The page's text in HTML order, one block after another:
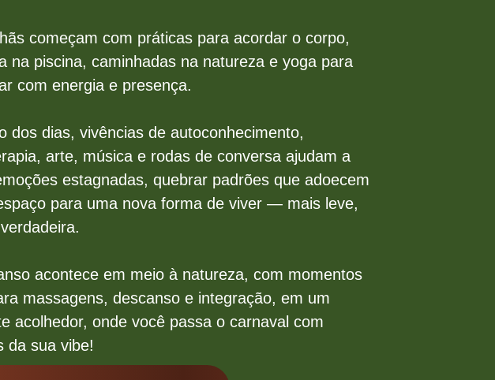
começam com práticas para acordar o corpo,
na piscina, caminhadas na natureza e yoga para
com energia e presença.
dos dias, vivências de autoconhecimento,
arte, música e rodas de conversa ajudam a
estagnadas, quebrar padrões que adoecem
para uma nova forma de viver — mais leve,
acontece em meio à natureza, com momentos
massagens, descanso e integração, em um
acolhedor, onde você passa o carnaval com
da sua vibe!